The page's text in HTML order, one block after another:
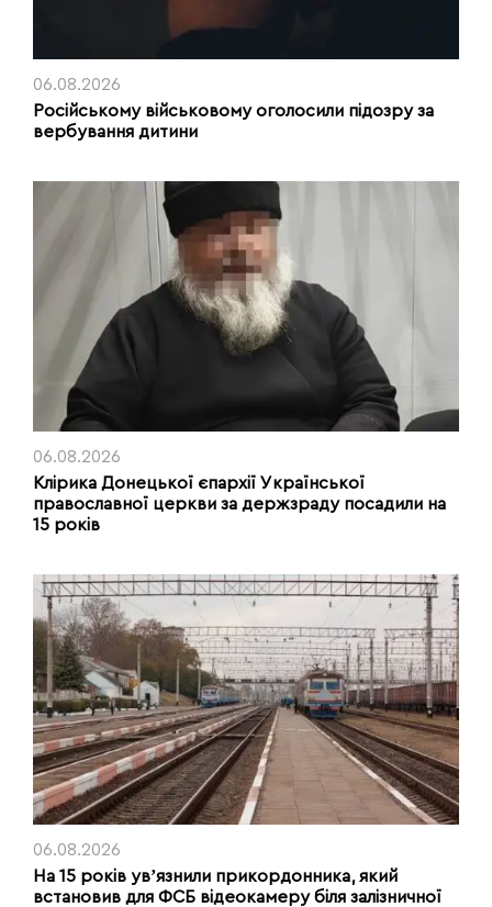
06.08.2026
Російському військовому оголосили підозру за
вербування дитини
06.08.2026
Клірика Донецької єпархії Української
православної церкви за держзраду посадили на
15 років
06.08.2026
На 15 років увʼязнили прикордонника, який
встановив для ФСБ відеокамеру біля залізничної